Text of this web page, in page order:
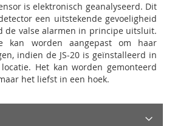
is elektronisch geanalyseerd. Dit
een uitstekende gevoeligheid
de valse alarmen in principe uitsluit.
kan worden aangepast om haar
indien de JS-20 is geïnstalleerd in
Het kan worden gemonteerd
het liefst in een hoek.